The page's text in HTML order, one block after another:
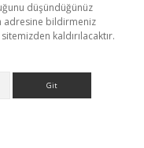
düşündüğünüz
adresine bildirmeniz
kaldırılacaktır.